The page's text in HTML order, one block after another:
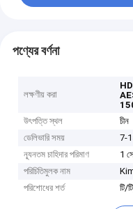
পণ্যের বর্ণনা
লক্ষণীয় করা
HD
উৎপত্তি স্থল
চীন
ডেলিভারি সময়
7-
ন্যূনতম চাহিদার পরিমাণ
1
পরিচিতিমুলক নাম
পরিশোধের শর্ত
টি/